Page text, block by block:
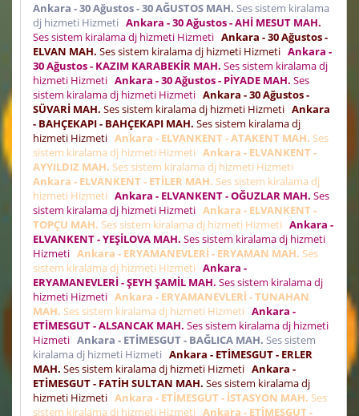
Ankara - 30 Ağustos - 30 AĞUSTOS MAH. Ses sistem kiralama
dj hizmeti Hizmeti Ankara - 30 Ağustos - AHİ MESUT MAH.
Ses sistem kiralama dj hizmeti Hizmeti Ankara - 30 Ağustos -
ELVAN MAH. Ses sistem kiralama dj hizmeti Hizmeti Ankara -
30 Ağustos - KAZIM KARABEKİR MAH. Ses sistem kiralama dj
hizmeti Hizmeti Ankara - 30 Ağustos - PİYADE MAH. Ses
sistem kiralama dj hizmeti Hizmeti Ankara - 30 Ağustos -
SÜVARİ MAH. Ses sistem kiralama dj hizmeti Hizmeti Ankara
- BAHÇEKAPI - BAHÇEKAPI MAH. Ses sistem kiralama dj
hizmeti Hizmeti Ankara - ELVANKENT - ATAKENT MAH. Ses
sistem kiralama dj hizmeti Hizmeti Ankara - ELVANKENT -
AYYILDIZ MAH. Ses sistem kiralama dj hizmeti Hizmeti
Ankara - ELVANKENT - ETİLER MAH. Ses sistem kiralama dj
hizmeti Hizmeti Ankara - ELVANKENT - OĞUZLAR MAH. Ses
sistem kiralama dj hizmeti Hizmeti Ankara - ELVANKENT -
TOPÇU MAH. Ses sistem kiralama dj hizmeti Hizmeti Ankara -
ELVANKENT - YEŞİLOVA MAH. Ses sistem kiralama dj hizmeti
Hizmeti Ankara - ERYAMANEVLERİ - ERYAMAN MAH. Ses
sistem kiralama dj hizmeti Hizmeti Ankara -
ERYAMANEVLERİ - ŞEYH ŞAMİL MAH. Ses sistem kiralama dj
hizmeti Hizmeti Ankara - ERYAMANEVLERİ - TUNAHAN
MAH. Ses sistem kiralama dj hizmeti Hizmeti Ankara -
ETİMESGUT - ALSANCAK MAH. Ses sistem kiralama dj hizmeti
Hizmeti Ankara - ETİMESGUT - BAĞLICA MAH. Ses sistem
kiralama dj hizmeti Hizmeti Ankara - ETİMESGUT - ERLER
MAH. Ses sistem kiralama dj hizmeti Hizmeti Ankara -
ETİMESGUT - FATİH SULTAN MAH. Ses sistem kiralama dj
hizmeti Hizmeti Ankara - ETİMESGUT - İSTASYON MAH. Ses
sistem kiralama dj hizmeti Hizmeti Ankara - ETİMESGUT -